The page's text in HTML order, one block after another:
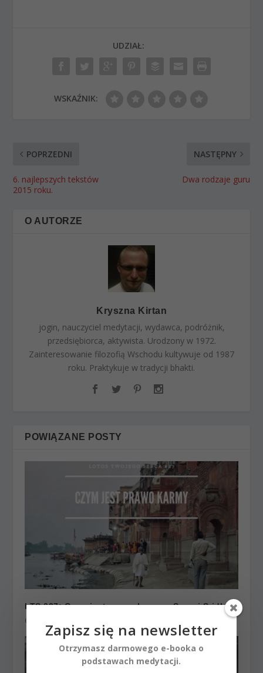
UDZIAŁ:
WSKAŹNIK:
POPRZEDNI
6. najlepszych tekstów
2015 roku.
NASTĘPNY
Dwa rodzaje guru
O AUTORZE
Kryszna Kirtan
jogin, nauczyciel medytacji, wydawca, podróżnik,
przedsiębiorca, aktywista. Urodzony w 1972.
Zainteresowanie filozofią Wschodu kultywuje od 1987
roku. Praktykuje w tradycji bhakti.
POWIĄZANE POSTY
LTS 027: Czym jest prawo karmy – Swami Sridhar
6 maja 2020Zapisz się na newsletter
Otrzymasz darmowego e-booka o
podstawach medytacji.